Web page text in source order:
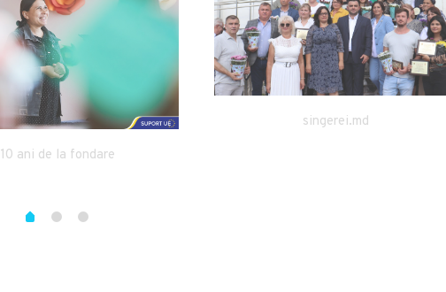
10 ani de la fondare
singerei.md